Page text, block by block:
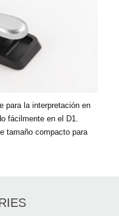
para la interpretación en
fácilmente en el D1.
tamaño compacto para